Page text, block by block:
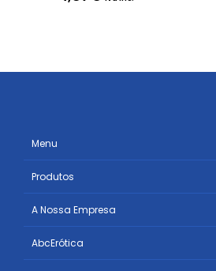
Menu
Produtos
A Nossa Empresa
AbcErótica